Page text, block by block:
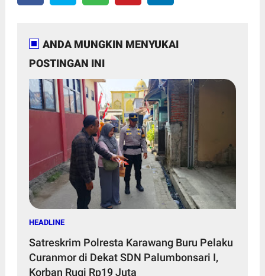
ANDA MUNGKIN MENYUKAI
POSTINGAN INI
HEADLINE
Satreskrim Polresta Karawang Buru Pelaku
Curanmor di Dekat SDN Palumbonsari I,
Korban Rugi Rp19 Juta